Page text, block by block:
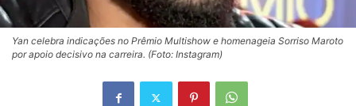
Yan celebra indicações no Prêmio Multishow e homenageia Sorriso Maroto
por apoio decisivo na carreira. (Foto: Instagram)